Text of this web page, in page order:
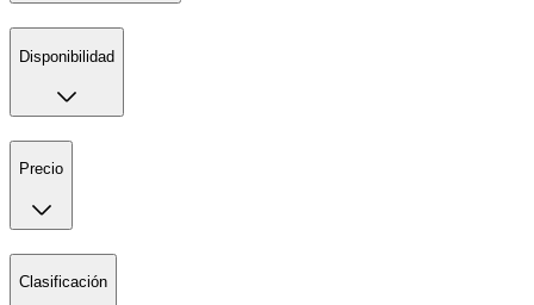
Disponibilidad
Precio
Clasificación